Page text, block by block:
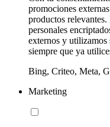
promociones
productos
personales
externos y utilizamos
siempre que ya
Bing, Criteo, Meta,
Marketing